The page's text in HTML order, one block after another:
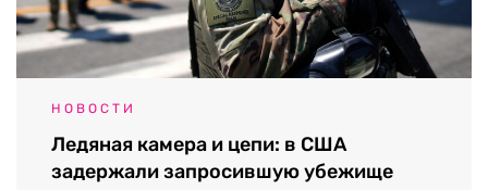
НОВОСТИ
Ледяная камера и цепи: в США
задержали запросившую убежище